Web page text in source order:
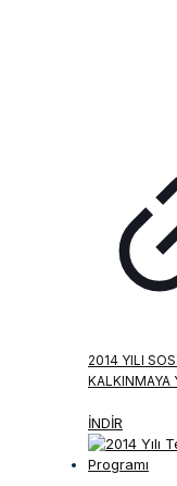
2014 YILI
KALKINMAYA
MALI DESTEK
İNDİR